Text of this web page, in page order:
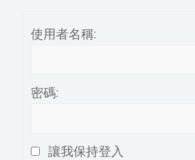
使用者名稱:
密碼:
讓我保持登入